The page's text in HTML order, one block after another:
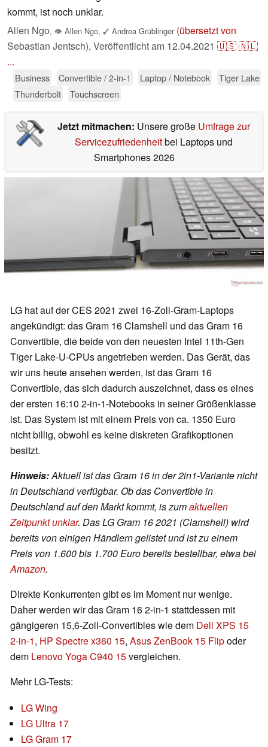
kommt, ist noch unklar.
Allen Ngo, 👁 Allen Ngo, ✓ Andrea Grüblinger (übersetzt von
Sebastian Jentsch), Veröffentlicht am 12.04.2021 🇺🇸🇳🇱
...
Business Convertible / 2-in-1 Laptop / Notebook
Tiger Lake
Thunderbolt
Touchscreen
Jetzt mitmachen: Unsere große Umfrage zur
Servicezufriedenheitbei Laptops und
Smartphones 2026
LG hat auf der CES 2021 zwei 16-Zoll-Gram-Laptops
angekündigt: das Gram 16 Clamshell und das Gram 16
Convertible, die beide von den neuesten Intel 11th-Gen
Tiger Lake-U-CPUs angetrieben werden. Das Gerät, das
wir uns heute ansehen werden, ist das Gram 16
Convertible, das sich dadurch auszeichnet, dass es eines
der ersten 16:10 2-in-1-Notebooks in seiner Größenklasse
ist. Das System ist mit einem Preis von ca. 1350 Euro
nicht billig, obwohl es keine diskreten Grafikoptionen
besitzt.
Hinweis:Aktuell ist das Gram 16 in der 2in1-Variante nicht
in Deutschland verfügbar. Ob das Convertible in
Deutschland auf den Markt kommt, is zumaktuellen
Zeitpunkt unklar. Das LG Gram 16 2021 (Clamshell) wird
bereits von einigen Händlern gelistet und ist zu einem
Preis von 1.600 bis 1.700 Euro bereits bestellbar, etwa bei
Amazon.
Direkte Konkurrenten gibt es im Moment nur wenige.
Daher werden wir das Gram 16 2-in-1 stattdessen mit
gängigeren 15,6-Zoll-Convertibles wie dem Dell XPS 15
2-in-1, HP Spectre x360 15, Asus ZenBook 15 Flipoder
dem Lenovo Yoga C940 15vergleichen.
Mehr LG-Tests:
LG Wing
LG Ultra 17
LG Gram 17